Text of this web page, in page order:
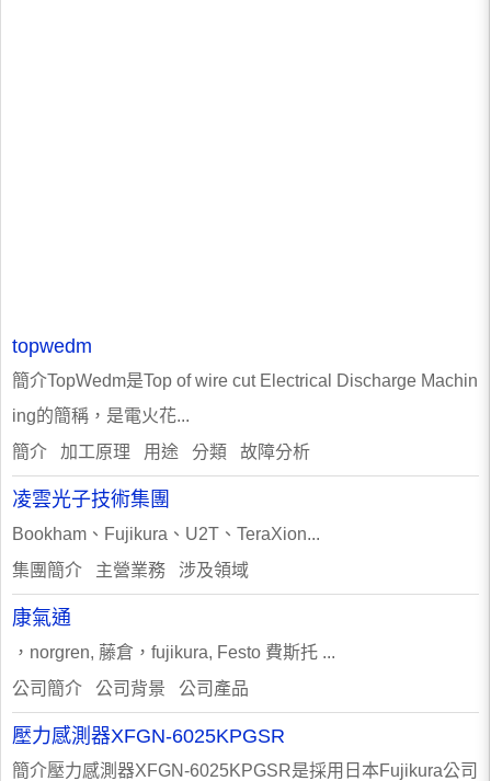
topwedm
簡介TopWedm是Top of wire cut Electrical Discharge Machin
ing的簡稱，是電火花...
簡介 加工原理 用途 分類 故障分析
凌雲光子技術集團
Bookham、Fujikura、U2T、TeraXion...
集團簡介 主營業務 涉及領域
康氣通
，norgren, 藤倉，fujikura, Festo 費斯托 ...
公司簡介 公司背景 公司產品
壓力感測器XFGN-6025KPGSR
簡介壓力感測器XFGN-6025KPGSR是採用日本Fujikura公司